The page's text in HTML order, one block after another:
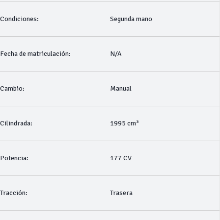
Condiciones: Segunda mano
Fecha de matriculación: N/A
Cambio: Manual
Cilindrada: 1995 cm³
Potencia: 177 CV
Tracción: Trasera